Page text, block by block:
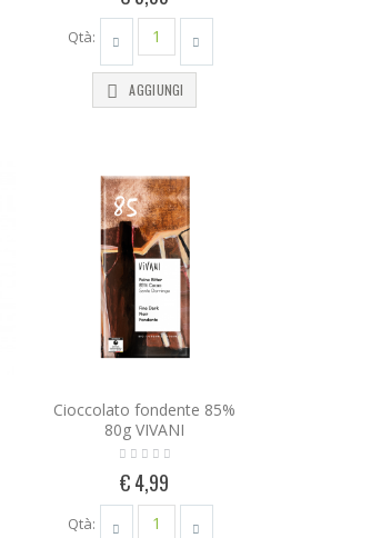
Qtà:
AGGIUNGI
Cioccolato fondente 85%
80g VIVANI
€ 4,99
Qtà: